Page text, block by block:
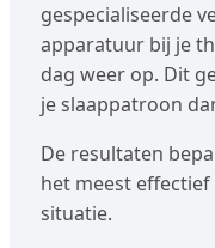
gespecialiseerde
apparatuur bij je
dag weer op. Dit
je slaappatroon
De resultaten
het meest
situatie.